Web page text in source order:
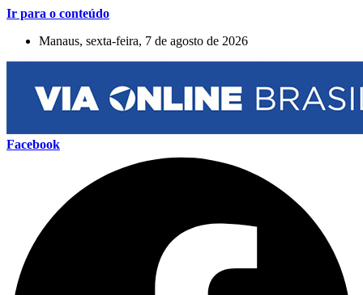
Ir para o conteúdo
Manaus, sexta-feira, 7 de agosto de 2026
Facebook